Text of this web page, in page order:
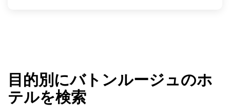
目的別にバトンルージュのホ
テルを検索